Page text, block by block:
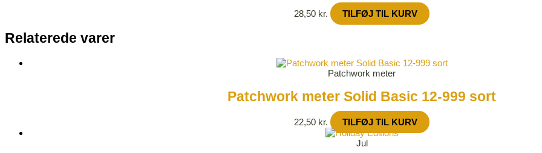
28,50 kr. TILFØJ TIL KURV
Relaterede varer
Patchwork meter
Patchwork meter Solid Basic 12-999 sort
22,50 kr. TILFØJ TIL KURV
Jul